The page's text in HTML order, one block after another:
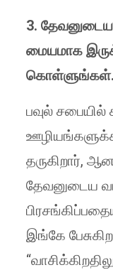
3.
மையமாக
கொள்ளுங்கள்.
பவுல்
தருகிறார்,
தேவனுடைய
இங்கே